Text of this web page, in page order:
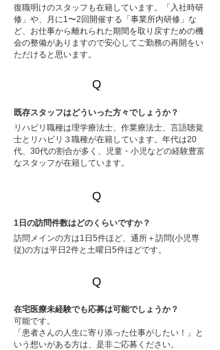
復職明けのスタッフも在籍しています。「入社時研
修」や、月に1〜2回開催する「事業所内研修」な
ど、お仕事から離れられた期間を取り戻すための機
会の整備がありますので安心してご勤務の再開をい
ただけると思います。
Q
既存スタッフはどういった方々でしょうか？
リハビリ職種は理学療法士、作業療法士、言語聴覚
士とリハビリ３職種が在籍しています。年代は20
代、 30代の割合が多く 、児童・小児などの経験豊富
なスタッフが在籍しています。
Q
1日の訪問件数はどのくらいですか？
訪問メインの方は1日5件ほど、通所＋訪問(小児専
従)の方は平日2件と土曜日5件ほどです。
Q
在宅医療未経験でも応募は可能でしょうか？
可能です。
「患者さんの人生に寄り添った仕事がしたい！」と
いう想いがある方は、是非ご応募ください。